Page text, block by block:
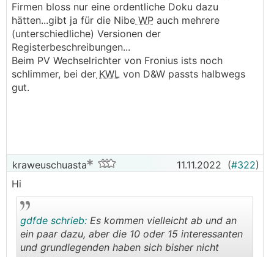
ich interessiere mich für die Technik und Einstellung,
natürlich auch die Grundlagen und lerne gerne dazu,
will aber keine Wissenschaft draus machen und
zukünftig als Wärmepumpentechniker arbeiten
das Weib will zukünftig an Aufstellpool oder
Eingrabpool auch noch haben
geplant ist das Ganze für 2022
Bin für Tips, Erfahrungen, ehrliche Meinungen etc.
dankbar.... und auch für Literaturtips....
schönen Dank im Voraus
Wolfgang
Firmen bloss nur eine ordentliche Doku dazu
hätten...gibt ja für die Nibe WP auch mehrere
(unterschiedliche) Versionen der
Registerbeschreibungen...
Beim PV Wechselrichter von Fronius ists noch
schlimmer, bei der KWL von D&W passts halbwegs
gut.
kraweuschuasta 11.11.2022 (#322)
Hi
gdfde schrieb: Es kommen vielleicht ab und an
ein paar dazu, aber die 10 oder 15 interessanten
und grundlegenden haben sich bisher nicht